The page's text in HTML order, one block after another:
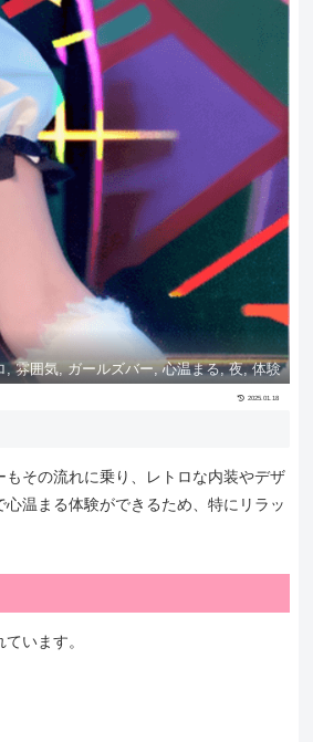
, 雰囲気, ガールズバー, 心温まる, 夜, 体験
2025.01.18
その流れに乗り、レトロな内装やデザ
温まる体験ができるため、特にリラッ
います。